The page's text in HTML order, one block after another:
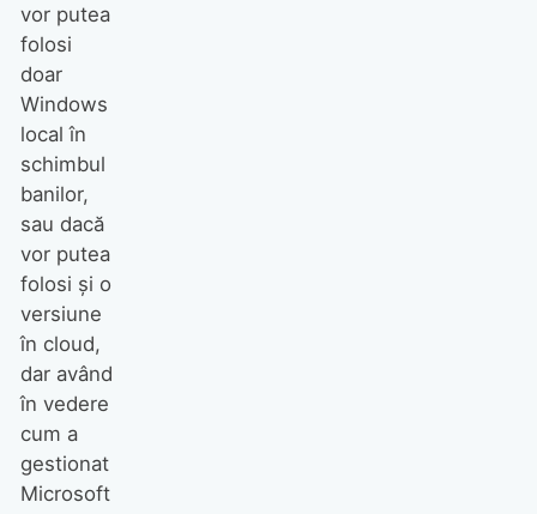
vor putea
folosi
doar
Windows
local în
schimbul
banilor,
sau dacă
vor putea
folosi și o
versiune
în cloud,
dar având
în vedere
cum a
gestionat
Microsoft